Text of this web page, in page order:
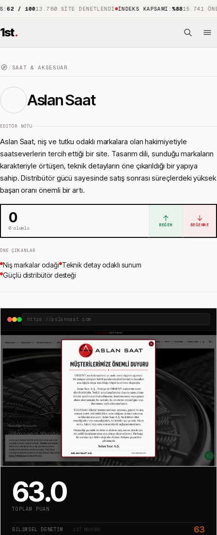
100 13.780 SITE DENETLENDI İNDEKS KAPSAMI:%8815.741 ÖNE
1st.
/ SAAT & AKSESUAR
Aslan Saat
EDITÖR NOTU
Aslan Saat, niş ve tutku odaklı markalara olan hakimiyetiyle
saatseverlerin tercih ettiği bir site. Tasarım dili, sunduğu markaların
karakteriyle örtüşen, teknik detayların öne çıkarıldığı bir yapıya
sahip. Distribütör gücü sayesinde satış sonrası süreçlerdeki yüksek
başarı oranı önemli bir artı.
0
0olumlu
↑
BEĞEN
↓
BEĞENME
ÖNE ÇIKANLAR
Niş markalar odağı Teknik detay odaklı sunum
Güçlü distribütör desteği
https://aslansaat.com
63.0
TOPLAM PUAN
BILIMSEL DENETIM · 1ST MOTORU 63